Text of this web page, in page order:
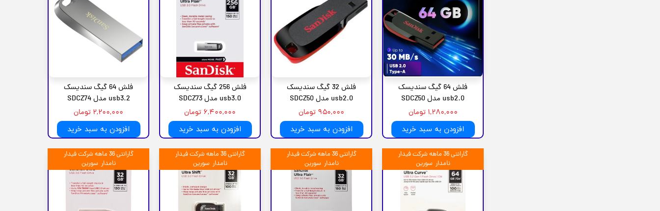
فلش 64 گیگ سندیسک
usb2.0 مدل SDCZ50
۱,۲۸۰,۰۰۰ تومان
افزودن به سبد خرید
فلش 32 گیگ سندیسک
usb2.0 مدل SDCZ50
۹۵۰,۰۰۰ تومان
افزودن به سبد خرید
فلش 256 گیگ سندیسک
usb3.0 مدل SDCZ73
۶,۴۰۰,۰۰۰ تومان
افزودن به سبد خرید
فلش 64 گیگ سندیسک
usb3.2 مدل SDCZ74
۲,۲۰۰,۰۰۰ تومان
افزودن به سبد خرید
گارانتی 36 ماهه شرکت فیدار
نامدار سورین
گارانتی 36 ماهه شرکت فیدار
نامدار سورین
گارانتی 36 ماهه شرکت فیدار
نامدار سورین
گارانتی 36 ماهه شرکت فیدار
نامدار سورین